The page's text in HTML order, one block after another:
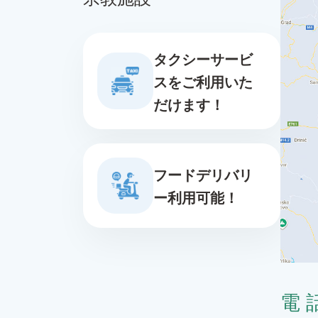
タクシーサービ
スをご利用いた
だけます！
フードデリバリ
ー利用可能！
電